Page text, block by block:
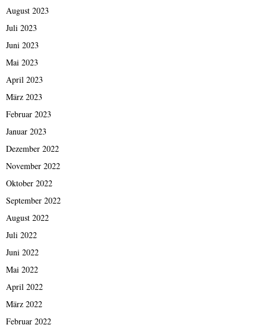
August 2023
Juli 2023
Juni 2023
Mai 2023
April 2023
März 2023
Februar 2023
Januar 2023
Dezember 2022
November 2022
Oktober 2022
September 2022
August 2022
Juli 2022
Juni 2022
Mai 2022
April 2022
März 2022
Februar 2022